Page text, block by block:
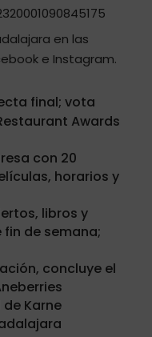
en las
e Instagram.
final; vota
Awards
con 20
horarios y
libros y
de semana;
concluye el
Karne